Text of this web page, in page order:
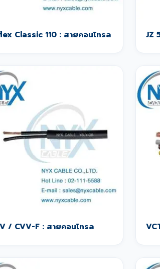
Classic 110 : สายคอนโทรล JZ
/ CVV-F : สายคอนโทรล